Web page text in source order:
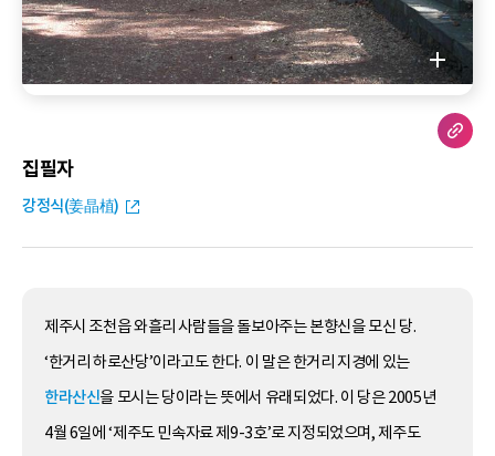
집필자
강정식(姜晶植)
제주시 조천읍 와흘리 사람들을 돌보아주는 본향신을 모신 당.
‘한거리 하로산당’이라고도 한다. 이 말은 한거리 지경에 있는
한라산신을 모시는 당이라는 뜻에서 유래되었다. 이 당은 2005년
4월 6일에 ‘제주도 민속자료 제9-3호’로 지정되었으며, 제주도